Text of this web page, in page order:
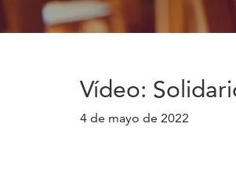
Vídeo:
4 de mayo de 2022